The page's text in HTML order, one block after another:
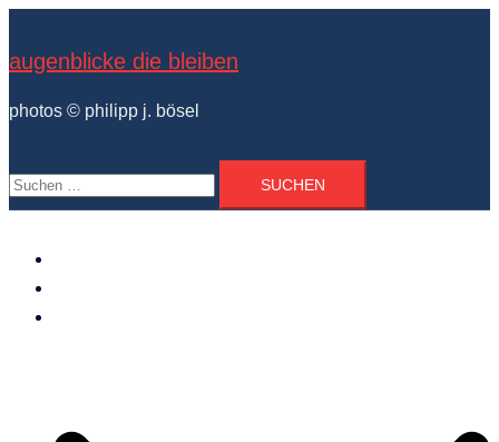
springen
augenblicke die bleiben
photos © philipp j. bösel
Suchen
nach: